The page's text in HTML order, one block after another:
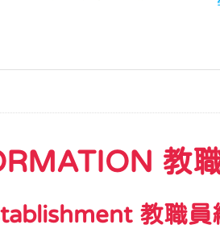
教
教職員